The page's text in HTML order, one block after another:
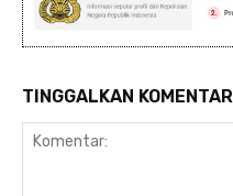
TINGGALKAN KOMENTAR